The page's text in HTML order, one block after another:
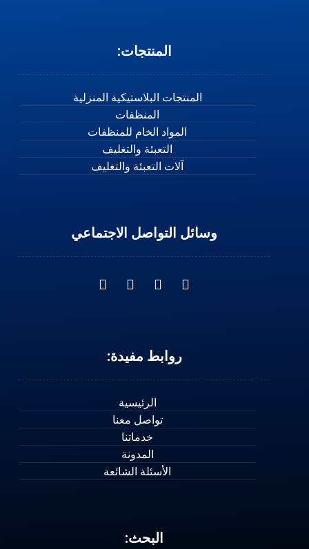
المنتجات:
المنتجات البلاستيكية المنزلية
المنظفات
المواد الخام للمنظفات
التعبئة والتغليف
آلات التعبئة والتغليف
وسائل التواصل الاجتماعي
روابط مفيدة:
الرئيسية
تواصل معنا
خدماتنا
المدونة
الأسئلة الشائعة
البحث: